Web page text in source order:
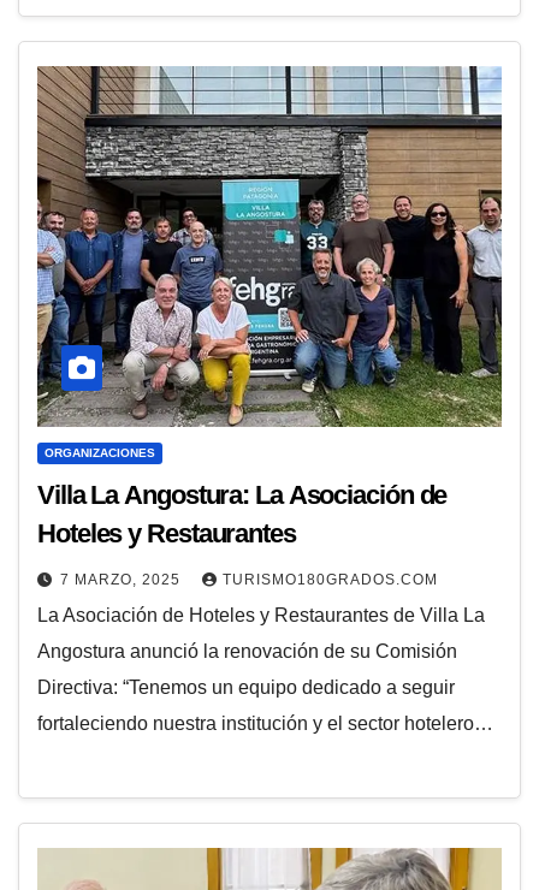
ORGANIZACIONES
Villa La Angostura: La Asociación de
Hoteles y Restaurantes
7 MARZO, 2025 TURISMO180GRADOS.COM
La Asociación de Hoteles y Restaurantes de Villa La
Angostura anunció la renovación de su Comisión
Directiva: “Tenemos un equipo dedicado a seguir
fortaleciendo nuestra institución y el sector hotelero…